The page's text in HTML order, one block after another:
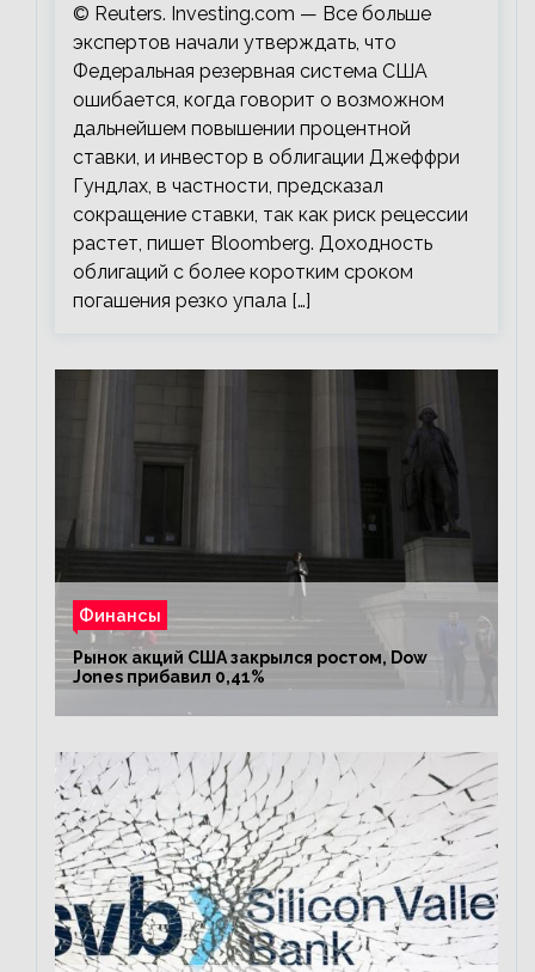
© Reuters. Investing.com — Все больше
экспертов начали утверждать, что
Федеральная резервная система США
ошибается, когда говорит о возможном
дальнейшем повышении процентной
ставки, и инвестор в облигации Джеффри
Гундлах, в частности, предсказал
сокращение ставки, так как риск рецессии
растет, пишет Bloomberg. Доходность
облигаций с более коротким сроком
погашения резко упала […]
Финансы
Рынок акций США закрылся ростом, Dow
Jones прибавил 0,41%